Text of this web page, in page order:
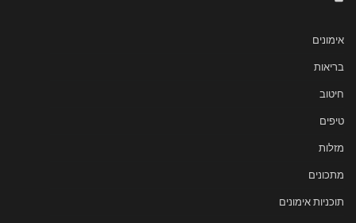
אימונים
בריאות
חיטוב
טיפים
מזלות
מתכונים
תוכניות אימונים